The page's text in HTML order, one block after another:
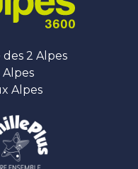
2 Alpes
Alpes
Alpes